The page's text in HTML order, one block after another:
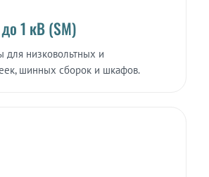
1 кВ (SM)
низковольтных и
шинных сборок и шкафов.